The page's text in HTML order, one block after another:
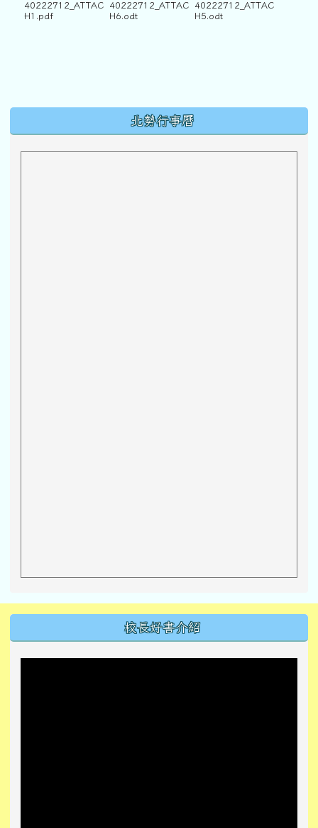
40222712_ATTAC
H1.pdf
40222712_ATTAC
H6.odt
40222712_ATTAC
H5.odt
北勢行事曆
校長好書介紹